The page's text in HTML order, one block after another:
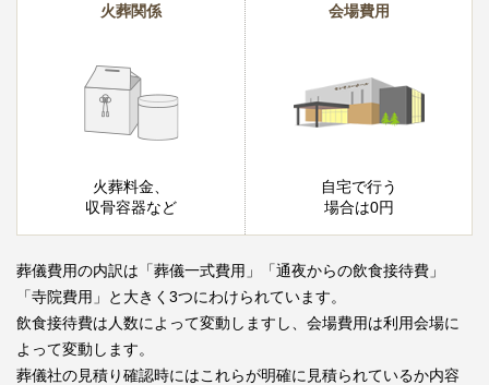
火葬関係
火葬料金、
収骨容器など
会場費用
自宅で行う
場合は0円
葬儀費用の内訳は「葬儀一式費用」「通夜からの飲食接待費」
「寺院費用」と大きく3つにわけられています。
飲食接待費は人数によって変動しますし、会場費用は利用会場に
よって変動します。
葬儀社の見積り確認時にはこれらが明確に見積られているか内容